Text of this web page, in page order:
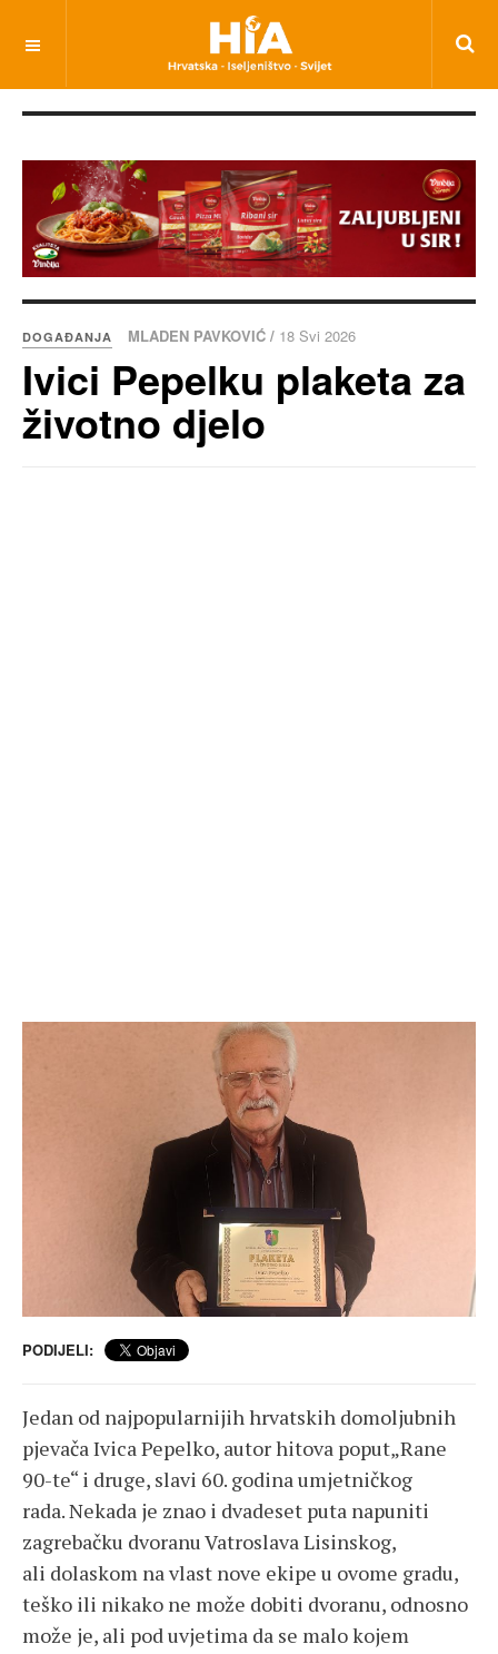
DOGAĐANJA MLADEN PAVKOVIĆ / 18 Svi 2026
Ivici Pepelku plaketa za
životno djelo
PODIJELI:
Jedan od najpopularnijih hrvatskih domoljubnih
pjevača Ivica Pepelko, autor hitova poput„Rane
90-te“ i druge, slavi 60. godina umjetničkog
rada. Nekada je znao i dvadeset puta napuniti
zagrebačku dvoranu Vatroslava Lisinskog,
ali dolaskom na vlast nove ekipe u ovome gradu,
teško ili nikako ne može dobiti dvoranu, odnosno
može je, ali pod uvjetima da se malo kojem